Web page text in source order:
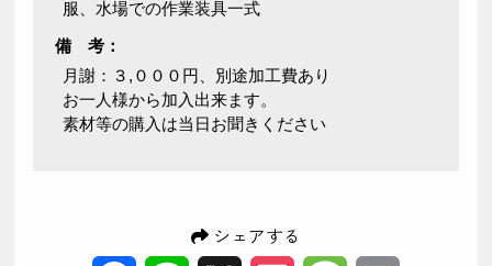
服、水場での作業装具一式
備 考：
月謝：３,０００円、別途加工費あり
お一人様から加入出来ます。
素材等の購入は当日お聞きください
シェアする